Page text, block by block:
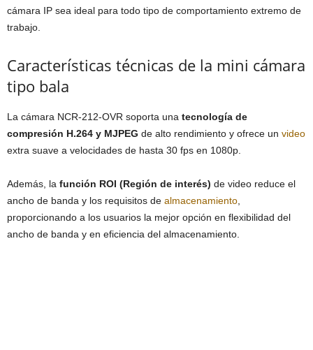
cámara IP sea ideal para todo tipo de comportamiento extremo de
trabajo.
Características técnicas de la mini cámara
tipo bala
La cámara NCR-212-OVR soporta una tecnología de
compresión H.264 y MJPEG de alto rendimiento y ofrece un video
extra suave a velocidades de hasta 30 fps en 1080p.
Además, la función ROI (Región de interés) de video reduce el
ancho de banda y los requisitos de almacenamiento
proporcionando a los usuarios la mejor opción en flexibilidad del
ancho de banda y en eficiencia del almacenamiento.